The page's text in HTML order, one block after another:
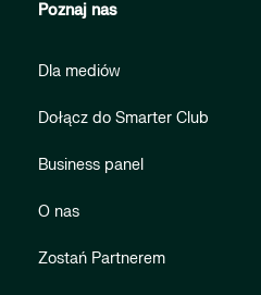
Poznaj nas
Dla mediów
Dołącz do Smarter Club
Business panel
O nas
Zostań Partnerem